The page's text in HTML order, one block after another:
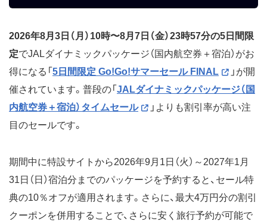
2026年8月3日（月）10時〜8月7日（金）23時57分の5日間限
定でJALダイナミックパッケージ（国内航空券＋宿泊）がお
得になる「 5日間限定 Go!Go!サマーセール FINAL
」が開
催されています。普段の「 JALダイナミックパッケージ（国
内航空券＋宿泊）タイムセール
」よりも割引率が高い注
目のセールです。
期間中に特設サイトから2026年9月1日（火）～2027年1月
31日（日）宿泊分までのパッケージを予約すると、セール特
典の10％オフが適用されます。さらに、最大4万円分の割引
クーポンを併用することで、さらに安く旅行予約が可能で